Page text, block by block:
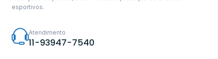
esportivos.
Atendimento
11-93947-7540